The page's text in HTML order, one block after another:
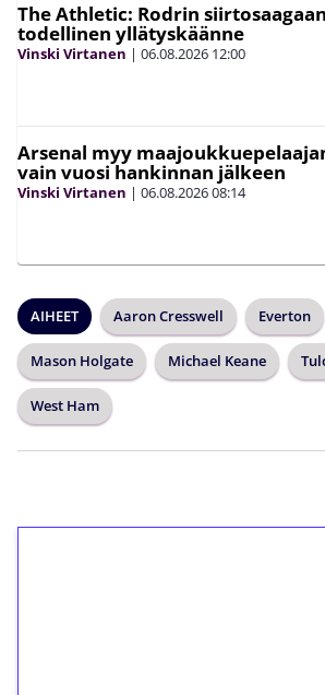
The Athletic: Rodrin siirtosaagaan
todellinen yllätyskäänne
Vinski Virtanen | 06.08.2026 12:00
Arsenal myy
vain vuosi hankinnan jälkeen
Vinski Virtanen | 06.08.202608:14
AIHEET Aaron Cresswell Everton
Mason Holgate Michael Keane
West Ham